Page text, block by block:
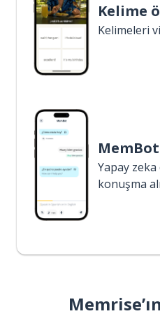
Kelime
Kelimeleri
Yapay zeka
konuşma